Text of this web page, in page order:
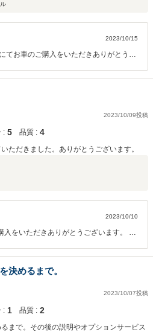
ル
2023/10/15
もよろしくお願いいたします。
2023/10/09投稿
: 5 品質 : 4
ただきました。ありがとうございます。
2023/10/10
入をいただきありがとうございます。 今
願いいたします。
決めるまで。
2023/10/07投稿
: 1 品質 : 2
まで。その後の説明やオプションサービス